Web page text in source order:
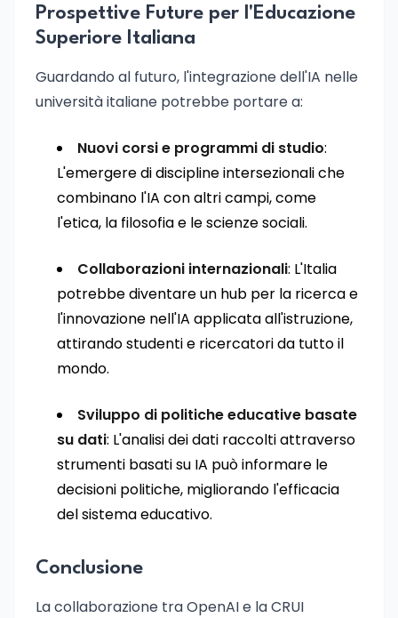
Prospettive Future per l'Educazione
Superiore Italiana
Guardando al futuro, l'integrazione dell'IA nelle
università italiane potrebbe portare a:
Nuovi corsi e programmi di studio:
L'emergere di discipline intersezionali che
combinano l'IA con altri campi, come
l'etica, la filosofia e le scienze sociali.
Collaborazioni internazionali: L'Italia
potrebbe diventare un hub per la ricerca e
l'innovazione nell'IA applicata all'istruzione,
attirando studenti e ricercatori da tutto il
mondo.
Sviluppo di politiche educative basate
su dati: L'analisi dei dati raccolti attraverso
strumenti basati su IA può informare le
decisioni politiche, migliorando l'efficacia
del sistema educativo.
Conclusione
La collaborazione tra OpenAI e la CRUI